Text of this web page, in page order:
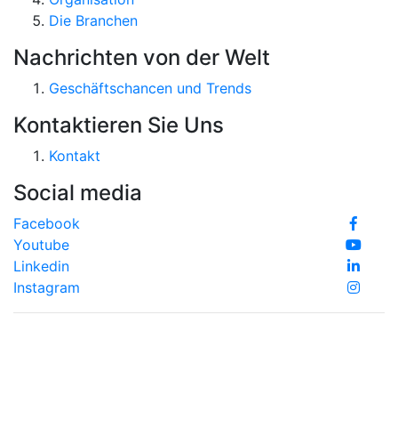
Die Branchen
Nachrichten von der Welt
Geschäftschancen und Trends
Kontaktieren Sie Uns
Kontakt
Social media
Facebook
Youtube
Linkedin
Instagram